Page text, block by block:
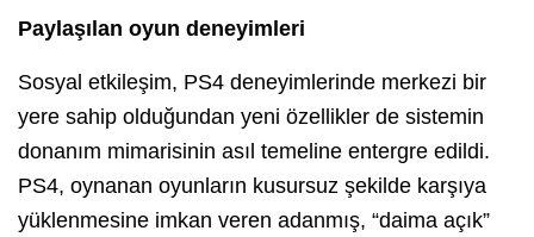
Paylaşılan oyun deneyimleri
Sosyal etkileşim, PS4 deneyimlerinde merkezi bir
yere sahip olduğundan yeni özellikler de sistemin
donanım mimarisinin asıl temeline entergre edildi.
PS4, oynanan oyunların kusursuz şekilde karşıya
yüklenmesine imkan veren adanmış, “daima açık”